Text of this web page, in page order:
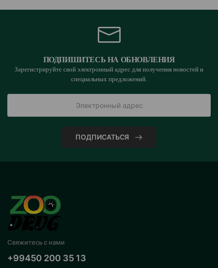
ПОДПИШИТЕСЬ НА ОБНОВЛЕНИЯ
Зарегистрируйте свой электронный адрес для получения новостей и
специальных предложений.
ПОДПИСАТЬСЯ
Свяжитесь с нами
+99450 200 35 13